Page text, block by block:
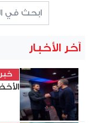
آخر الأخبار
خبر